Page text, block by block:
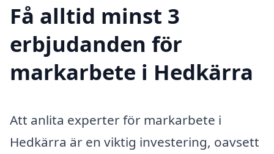
Få alltid minst 3
erbjudanden för
markarbete i Hedkärra
Att anlita experter för markarbete i
Hedkärra är en viktig investering, oavsett